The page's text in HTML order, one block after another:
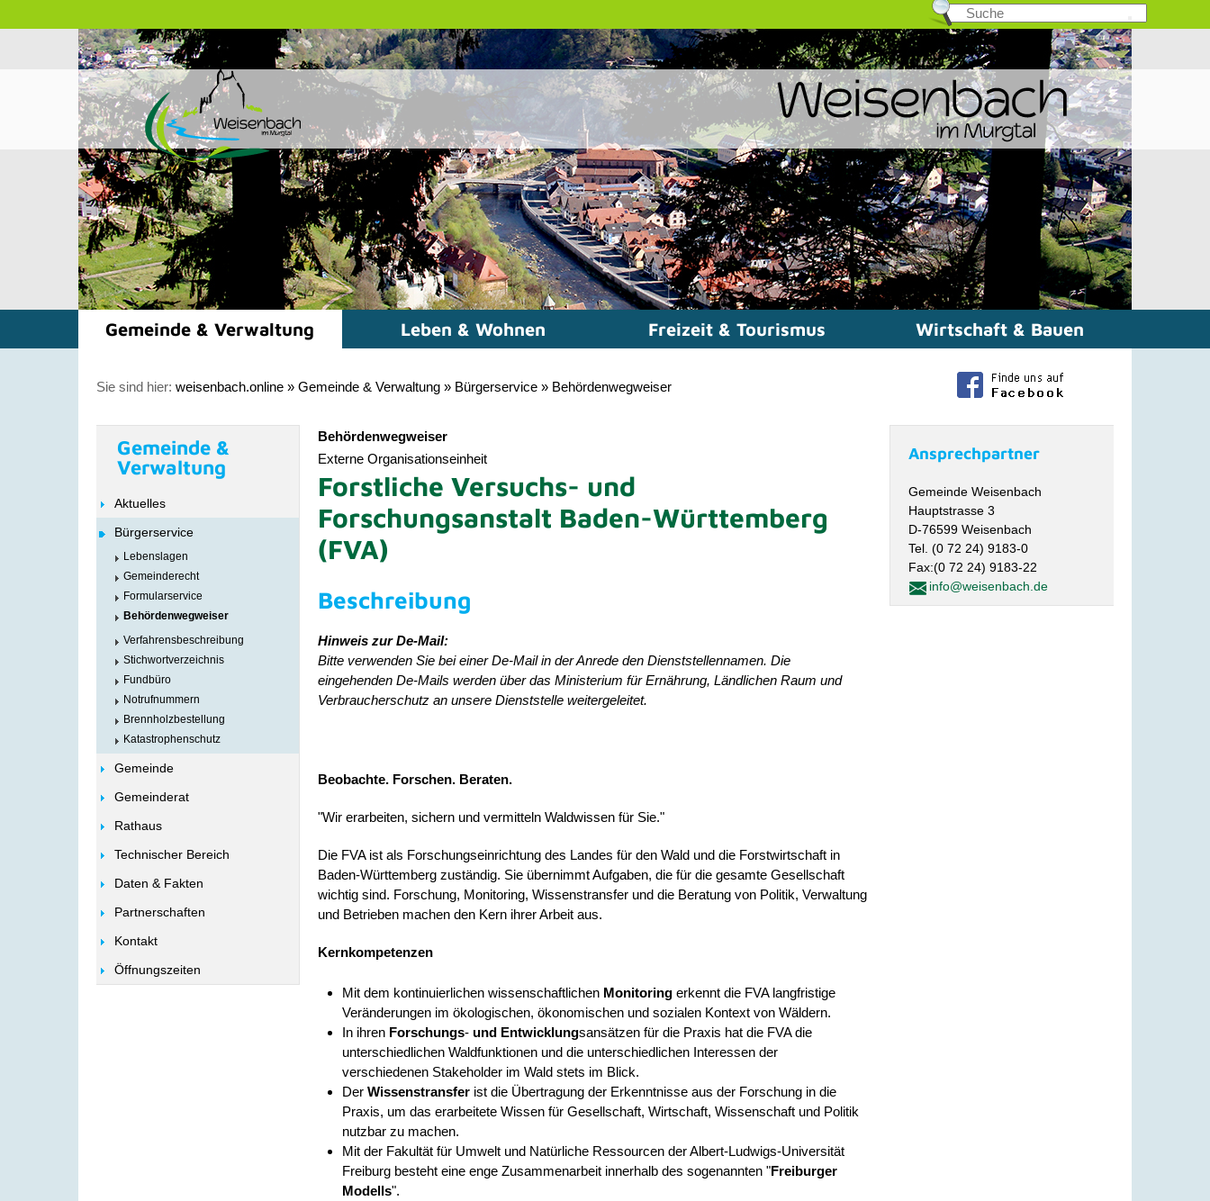
Gemeinde & Verwaltung Leben & Wohnen Freizeit & Tourismus Wirtschaft & Bauen
Sie sind hier: weisenbach.online » Gemeinde & Verwaltung » Bürgerservice » Behördenwegweiser
Gemeinde &
Verwaltung
Aktuelles
Bürgerservice
Lebenslagen
Gemeinderecht
Formularservice
Behördenwegweiser
Verfahrensbeschreibung
Stichwortverzeichnis
Fundbüro
Notrufnummern
Brennholzbestellung
Katastrophenschutz
Gemeinde
Gemeinderat
Rathaus
Technischer Bereich
Daten & Fakten
Partnerschaften
Kontakt
Öffnungszeiten
Behördenwegweiser
Externe Organisationseinheit
Forstliche Versuchs- und
Forschungsanstalt Baden-Württemberg
(FVA)
Beschreibung
Hinweis zur De-Mail:
Bitte verwenden Sie bei einer De-Mail in der Anrede den Dienststellennamen. Die
eingehenden De-Mails werden über das Ministerium für Ernährung, Ländlichen Raum und
Verbraucherschutz an unsere Dienststelle weitergeleitet.
Beobachte. Forschen. Beraten.
"Wir erarbeiten, sichern und vermitteln Waldwissen für Sie."
Die FVA ist als Forschungseinrichtung des Landes für den Wald und die Forstwirtschaft in
Baden-Württemberg zuständig. Sie übernimmt Aufgaben, die für die gesamte Gesellschaft
wichtig sind. Forschung, Monitoring, Wissenstransfer und die Beratung von Politik, Verwaltung
und Betrieben machen den Kern ihrer Arbeit aus.
Kernkompetenzen
Mit dem kontinuierlichen wissenschaftlichen Monitoring erkennt die FVA langfristige
Veränderungen im ökologischen, ökonomischen und sozialen Kontext von Wäldern.
In ihren Forschungs- und Entwicklungsansätzen für die Praxis hat die FVA die
unterschiedlichen Waldfunktionen und die unterschiedlichen Interessen der
verschiedenen Stakeholder im Wald stets im Blick.
Der Wissenstransfer ist die Übertragung der Erkenntnisse aus der Forschung in die
Praxis, um das erarbeitete Wissen für Gesellschaft, Wirtschaft, Wissenschaft und Politik
nutzbar zu machen.
Mit der Fakultät für Umwelt und Natürliche Ressourcen der Albert-Ludwigs-Universität
Freiburg besteht eine enge Zusammenarbeit innerhalb des sogenannten "Freiburger
Modells".
Ansprechpartner
Gemeinde Weisenbach
Hauptstrasse 3
D-76599 Weisenbach
Tel. (0 72 24) 9183-0
Fax:(0 72 24) 9183-22
info@weisenbach.de